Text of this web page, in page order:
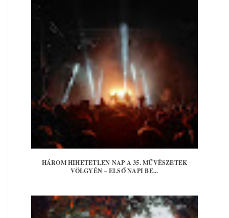
HÁROM HIHETETLEN NAP A 35. MŰVÉSZETEK
VÖLGYÉN – ELSŐ NAPI BE...